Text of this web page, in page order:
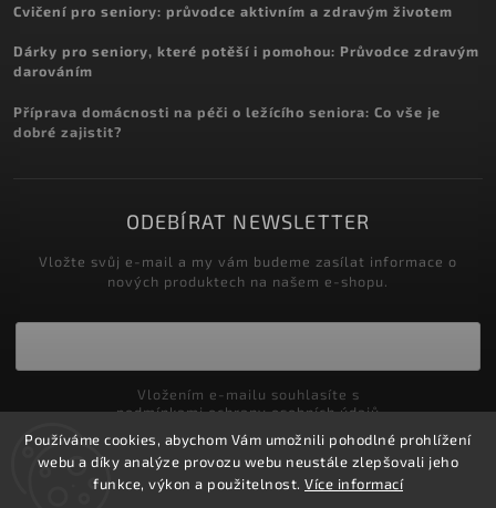
Používáme cookies, abychom Vám umožnili pohodlné prohlížení
webu a díky analýze provozu webu neustále zlepšovali jeho
funkce, výkon a použitelnost. Více informací
Cvičení pro seniory: průvodce aktivním a zdravým životem
Dárky pro seniory, které potěší i pomohou: Průvodce zdravým
darováním
Příprava domácnosti na péči o ležícího seniora: Co vše je
dobré zajistit?
ODEBÍRAT NEWSLETTER
Vložte svůj e-mail a my vám budeme zasílat informace o
nových produktech na našem e-shopu.
podmínkami ochrany osobních údajů
Přihlásit se